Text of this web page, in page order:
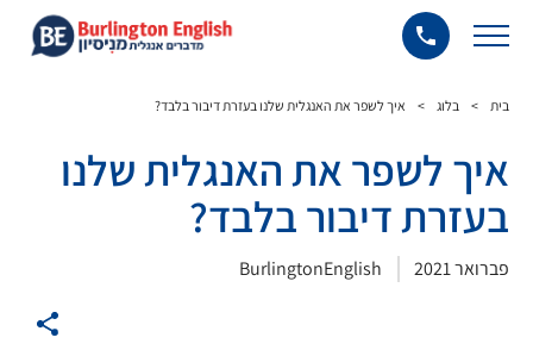
בית > בלוג > איך לשפר את האנגלית שלנו בעזרת דיבור בלבד?
איך לשפר את האנגלית שלנו
בעזרת דיבור בלבד?
פברואר 2021 BurlingtonEnglish